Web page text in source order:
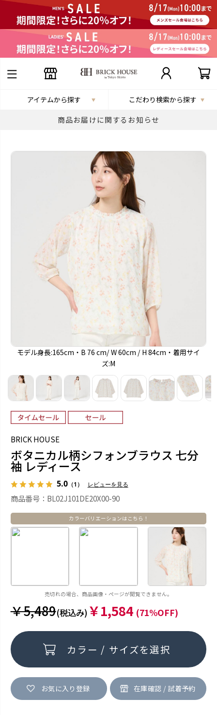
アイテムから探す こだわり検索から探す
商品お届けに関するお知らせ
モデル身長:165cm・B 76 cm/ W 60cm / H 84cm・着用サイ
ズ:M
BRICK HOUSE
ボタニカル柄シフォンブラウス 七分
袖 レディース
5.0（1） レビューを見る
商品番号：BL02J101DE20X00-90
カラーバリエーションはこちら！
売切れの場合、商品画像・ページが閲覧できません。
￥5,489(税込み) ￥1,584 (71%OFF)
カラー / サイズを選択
お気に入り登録